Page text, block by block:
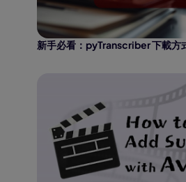
新手必看：pyTranscriber 下載方